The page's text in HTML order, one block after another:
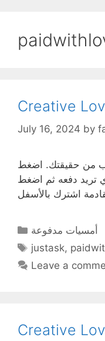
content
Creative
July 16, 2024 by
من حقيقتك. اضغط
تريد دفعه ثم اضغط
اشترك بالأسفل
Categories
أمسيات مدفوعة
Tags
justask,
Leave a
Creative